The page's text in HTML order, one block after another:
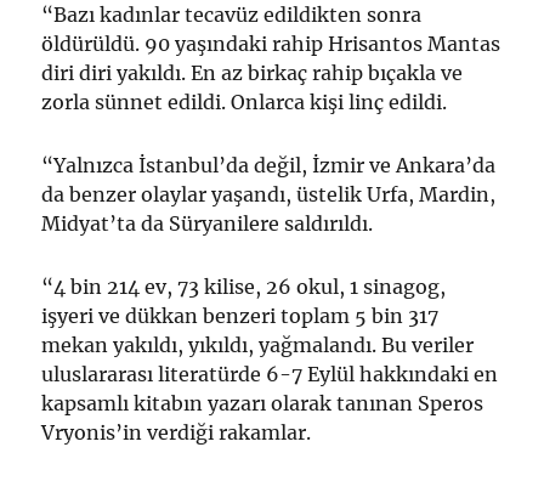
“Bazı kadınlar tecavüz edildikten sonra
öldürüldü. 90 yaşındaki rahip Hrisantos Mantas
diri diri yakıldı. En az birkaç rahip bıçakla ve
zorla sünnet edildi. Onlarca kişi linç edildi.
“Yalnızca İstanbul’da değil, İzmir ve Ankara’da
da benzer olaylar yaşandı, üstelik Urfa, Mardin,
Midyat’ta da Süryanilere saldırıldı.
“4 bin 214 ev, 73 kilise, 26 okul, 1 sinagog,
işyeri ve dükkan benzeri toplam 5 bin 317
mekan yakıldı, yıkıldı, yağmalandı. Bu veriler
uluslararası literatürde 6-7 Eylül hakkındaki en
kapsamlı kitabın yazarı olarak tanınan Speros
Vryonis’in verdiği rakamlar.